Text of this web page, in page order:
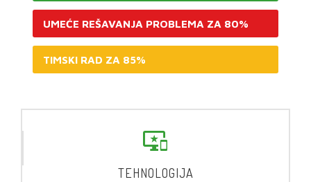
UMEĆE REŠAVANJA PROBLEMA ZA 80%
TIMSKI RAD ZA 85%
TEHNOLOGIJA